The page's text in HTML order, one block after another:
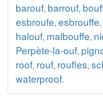
barouf, barrouf,
esbroufe, esbrouffe,
halouf, malbouffe,
Perpète-la-ouf,
roof, rouf, roufles,
waterproof.